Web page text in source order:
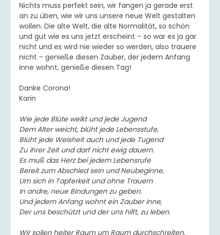
Nichts muss perfekt sein, wir fangen ja gerade erst
an zu üben, wie wir uns unsere neue Welt gestalten
wollen. Die alte Welt, die alte Normalität, so schön
und gut wie es uns jetzt erscheint – so war es ja gar
nicht und es wird nie wieder so werden, also trauere
nicht – genieße diesen Zauber, der jedem Anfang
inne wohnt, genieße diesen Tag!
Danke Corona!
Karin
Wie jede Blüte welkt und jede Jugend
Dem Alter weicht, blüht jede Lebensstufe,
Blüht jede Weisheit auch und jede Tugend
Zu ihrer Zeit und darf nicht ewig dauern.
Es muß das Herz bei jedem Lebensrufe
Bereit zum Abschied sein und Neubeginne,
Um sich in Tapferkeit und ohne Trauern
In andre, neue Bindungen zu geben.
Und jedem Anfang wohnt ein Zauber inne,
Der uns beschützt und der uns hilft, zu leben.
Wir sollen heiter Raum um Raum durchschreiten,